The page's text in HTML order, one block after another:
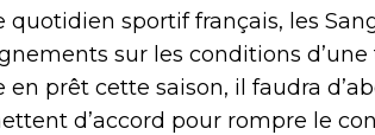
quotidien sportif français, les
sur les conditions
en prêt cette saison, il faudra
d’accord pour rompre le